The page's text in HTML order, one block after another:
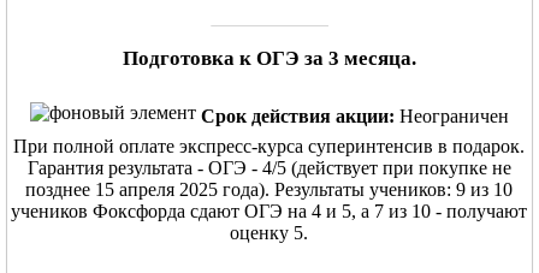
Подготовка к ОГЭ за 3 месяца.
Срок действия акции: Неограничен
При полной оплате экспресс-курса суперинтенсив в подарок.
Гарантия результата - ОГЭ - 4/5 (действует при покупке не
позднее 15 апреля 2025 года). Результаты учеников: 9 из 10
учеников Фоксфорда сдают ОГЭ на 4 и 5, а 7 из 10 - получают
оценку 5.